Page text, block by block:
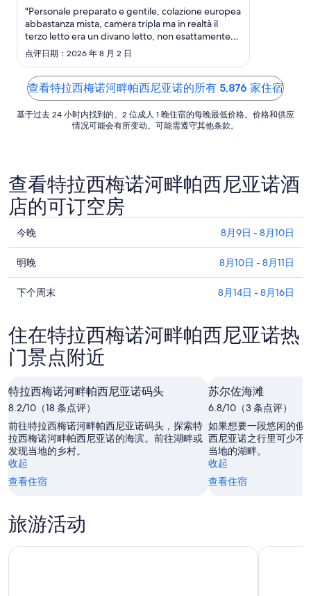
日
的
每
价
格
总
价
$114
"Personale preparato e gentile, colazione europea
abbastanza mista, camera tripla ma in realtà il
terzo letto era un divano letto, non esattamente
conforme a quanto promesso nella inserzione"
点评日期：2026 年 8 月 2 日
查看特拉西梅诺河畔帕西尼亚诺的所有 5,876 家住宿
基于过去 24 小时内找到的、2 位成人 1 晚住宿的每晚最低价格。价格和供应
情况可能会有所变动。可能需遵守其他条款。
查看特拉西梅诺河畔帕西尼亚诺酒
店的可订空房
查
看
特
拉
西
诺
河
畔
帕
西
尼
亚
诺
今
晚
的
入
住
今晚 8月9日 - 8月10日
查
看
特
西
梅
诺
河
畔
帕
西
尼
亚
诺
明
价
格，
明晚 8月10日 - 8月11日
查
特
拉
西
梅
诺
河
畔
帕
西
尼
亚
诺
周
末
的
下个周末 8月14日 - 8月16日
住在特拉西梅诺河畔帕西尼亚诺热
门景点附近
特拉西梅诺河畔帕西尼亚诺码头
8.2/10（18 条点评）
前往特拉西梅诺河畔帕西尼亚诺码头，探索特
拉西梅诺河畔帕西尼亚诺的海滨。前往湖畔或
发现当地的乡村。
收起
查看住宿
苏尔佐海滩
6.8/10（3 条点评）
如果想要一段悠闲的假
西尼亚诺之行里可少不
当地的湖畔。
收起
查看住宿
旅游活动
佩鲁贾老城漫步游,十一月四日广场 佩鲁贾:章